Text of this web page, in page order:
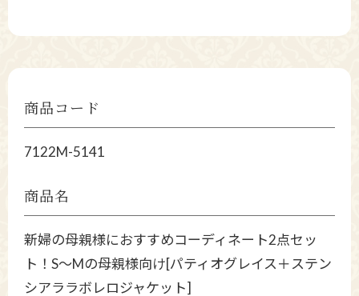
商品コード
7122M-5141
商品名
新婦の母親様におすすめコーディネート2点セッ
ト！S～Mの母親様向け[パティオグレイス＋ステン
シアララボレロジャケット]